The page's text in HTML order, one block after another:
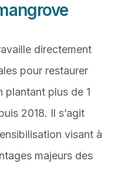
directement
pour restaurer
plantant plus de 1
2018. Il s’agit
visant à
majeurs des